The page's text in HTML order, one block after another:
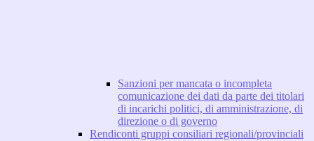
Sanzioni per mancata o incompleta
comunicazione dei dati da parte dei titolari
di incarichi politici, di amministrazione, di
direzione o di governo
Rendiconti gruppi consiliari regionali/provinciali